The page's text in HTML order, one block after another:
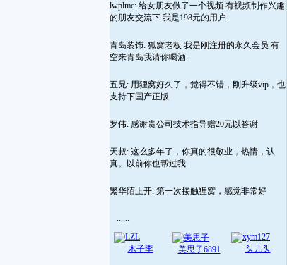
lwplmc: 给女朋友做了一个视频 有视频制作兴趣
的朋友交流下 我是198元的用户.
青岛装饰: 狐窝老板 我是刚注册的永久会员 有
空来青岛我请你喝酒.
五兄: 用狸窝好久了，觉得不错，刚升级vip，也
支持下国产正版
罗伟: 感谢贵公司技术指导赠20元以答谢
天叔: 这么多年了，你真的很敬业，热情，认
真。以前你也帮过我
繁华陌上开: 第一次接触狸窝，感觉非常好
......
木子李 美思子6891 头儿头